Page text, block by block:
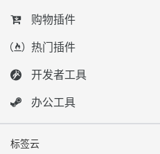
购物插件
热门插件
开发者工具
办公工具
标签云